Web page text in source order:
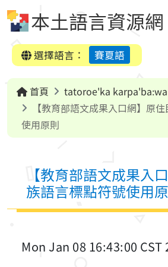
本土語言資源網
選擇語言：
賽夏語
首頁
tatoroe'ka karpa'ba:wa
【教育部語文成果入口網】原
使用原則
【教育部語文成果入
族語言標點符號使用
Mon Jan 08 16:43:00 CST